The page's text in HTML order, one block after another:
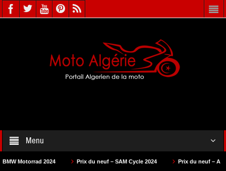
Menu
2024 Prix du neuf – SAM Cycle 2024 Prix du neuf – AS Motors 2024